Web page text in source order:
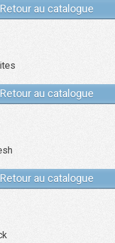
Retour au catalogue
Retour au catalogue
Retour au catalogue